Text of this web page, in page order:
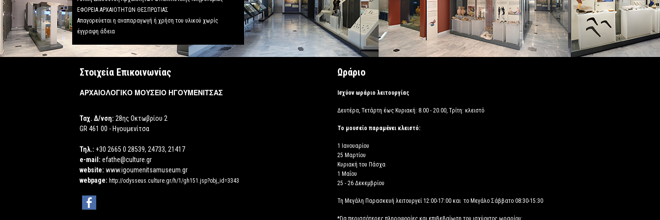
ΕΦΟΡΕΙΑ ΑΡΧΑΙΟΤΗΤΩΝ ΘΕΣΠΡΩΤΙΑΣ
Απαγορεύεται η αναπαραγωγή ή χρήση του υλικού χωρίς
έγγραφη άδεια
Στοιχεία Επικοινωνίας
ΑΡΧΑΙΟΛΟΓΙΚΟ ΜΟΥΣΕΙΟ ΗΓΟΥΜΕΝΙΤΣΑΣ
Ταχ. Δ/νση: 28ης Οκτωβρίου 2
GR 461 00 - Ηγουμενίτσα
Τηλ.: +30 2665 0 28539, 24733, 21417
e-mail: efathe@culture.gr
website: www.igoumenitsamuseum.gr
webpage: http://odysseus.culture.gr/h/1/gh151.jsp?obj_id=3343
Ωράριο
Ισχύον ωράριο λειτουργίας
Δευτέρα, Τετάρτη έως Κυριακή: 8.00 - 20.00, Τρίτη: κλειστό
Το μουσείο παραμένει κλειστό:
1 Ιανουαρίου
25 Μαρτίου
Κυριακή του Πάσχα
1 Μαΐου
25 - 26 Δεκεμβρίου
Τη Μεγάλη Παρασκευή λειτουργεί 12:00-17:00 και το Μεγάλο Σάββατο 08:30-15:30